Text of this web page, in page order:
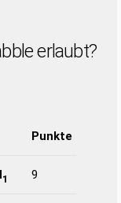
erlaubt?
Punkte
1 9